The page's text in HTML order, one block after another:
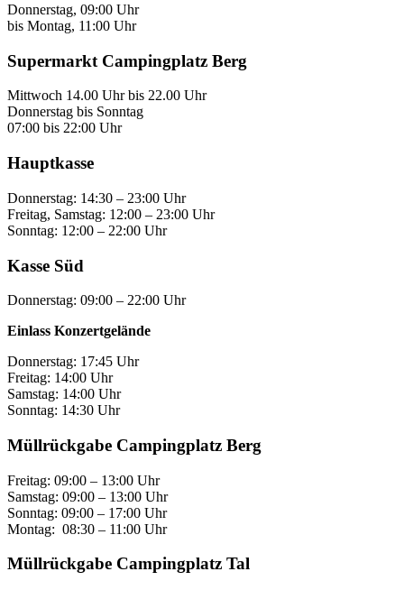
Donnerstag, 09:00 Uhr
bis Montag, 11:00 Uhr
Supermarkt Campingplatz Berg
Mittwoch 14.00 Uhr bis 22.00 Uhr
Donnerstag bis Sonntag
07:00 bis 22:00 Uhr
Hauptkasse
Donnerstag: 14:30 – 23:00 Uhr
Freitag, Samstag: 12:00 – 23:00 Uhr
Sonntag: 12:00 – 22:00 Uhr
Kasse Süd
Donnerstag: 09:00 – 22:00 Uhr
Einlass Konzertgelände
Donnerstag: 17:45 Uhr
Freitag: 14:00 Uhr
Samstag: 14:00 Uhr
Sonntag: 14:30 Uhr
Müllrückgabe Campingplatz Berg
Freitag: 09:00 – 13:00 Uhr
Samstag: 09:00 – 13:00 Uhr
Sonntag: 09:00 – 17:00 Uhr
Montag: 08:30 – 11:00 Uhr
Müllrückgabe Campingplatz Tal